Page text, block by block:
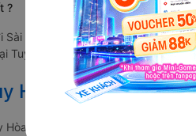
?
Gòn xuất phát vào lúc 20:00 là
Tuy Hòa - Phú Yên và dự kiến sẽ
Hòa Tết 2027 từ
đi Sài Gòn vẫn chưa được